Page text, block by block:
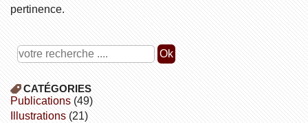
pertinence.
CATÉGORIES
publications(49)
illustrations(21)